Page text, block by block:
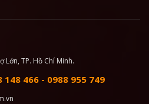
Lớn, TP. Hồ Chí Minh.
148 466 - 0988 955 749